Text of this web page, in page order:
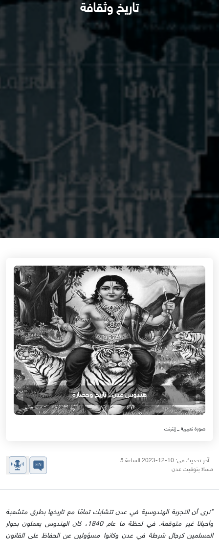
تاريخ وثقافة
هندوس عدن.. تاريخ وحضارة
صورة تعبيرية _ إنترنت
آخر تحديث في: 10-12-2023 الساعة 5
مساءً بتوقيت عدن
"نرى أن التجربة الهندوسية في عدن تتشابك تمامًا مع تاريخها بطرق متشعبة
وأحيانا غير متوقعة. في لحظة ما عام 1840، كان الهندوس يعملون بجوار
المسلمين كرجال شرطة في عدن وكانوا مسؤولين عن الحفاظ على القانون